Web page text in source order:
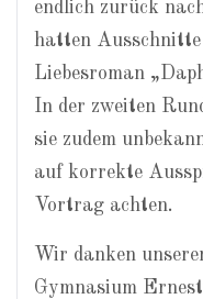
endlich zurück
hatten
Liebesroman
In der zweiten
sie zudem
auf korrekte
Vortrag achten.
Wir danken
Gymnasium